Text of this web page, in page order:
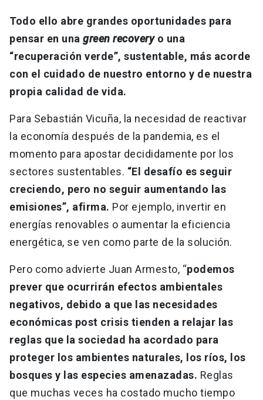
Todo ello abre grandes oportunidades para
pensar en una green recoveryo una
“recuperación verde”, sustentable, más acorde
con el cuidado de nuestro entorno y de nuestra
propia calidad de vida.
Para Sebastián Vicuña, la necesidad de reactivar
la economía después de la pandemia, es el
momento para apostar decididamente por los
sectores sustentables. “El desafío es seguir
creciendo, pero no seguir aumentando las
emisiones”, afirma. Por ejemplo, invertir en
energías renovables o aumentar la eficiencia
energética, se ven como parte de la solución.
Pero como advierte Juan Armesto, “podemos
prever que ocurrirán efectos ambientales
negativos, debido a que las necesidades
económicas post crisis tienden a relajar las
reglas que la sociedad ha acordado para
proteger los ambientes naturales, los ríos, los
bosques y las especies amenazadas. Reglas
que muchas veces ha costado mucho tiempo